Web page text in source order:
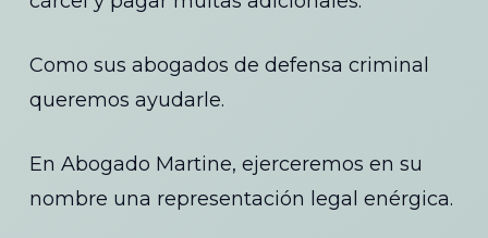
Como sus abogados de defensa criminal
queremos ayudarle.
En Abogado Martine, ejerceremos en su
nombre una representación legal enérgica.